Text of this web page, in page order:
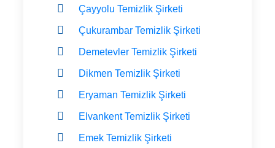
Çayyolu Temizlik Şirketi
Çukurambar Temizlik Şirketi
Demetevler Temizlik Şirketi
Dikmen Temizlik Şirketi
Eryaman Temizlik Şirketi
Elvankent Temizlik Şirketi
Emek Temizlik Şirketi